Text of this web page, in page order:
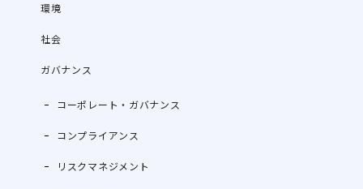
環境
社会
ガバナンス
コーポレート・ガバナンス
コンプライアンス
リスクマネジメント